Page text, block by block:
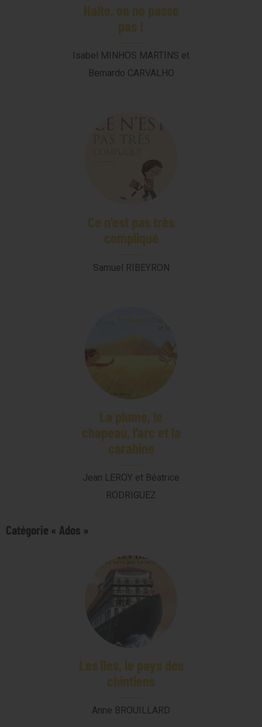
Halte, on ne passe
pas !
Isabel MINHOS MARTINS et
Bernardo CARVALHO
Ce n’est pas très
compliqué
Samuel RIBEYRON
La plume, le
chapeau, l’arc et la
carabine
Jean LEROY et Béatrice
RODRIGUEZ
Catégorie « Ados »
Les îles, le pays des
chintiens
Anne BROUILLARD